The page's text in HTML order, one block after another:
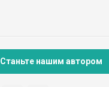
Станьте нашим автором